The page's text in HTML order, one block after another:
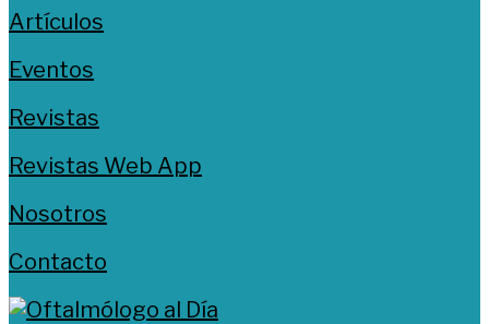
Artículos
Eventos
Revistas
Revistas Web App
Nosotros
Contacto